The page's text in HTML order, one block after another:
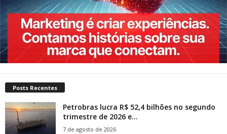
Posts Recentes
Petrobras lucra R$ 52,4 bilhões no segundo
trimestre de 2026 e...
7 de agosto de 2026